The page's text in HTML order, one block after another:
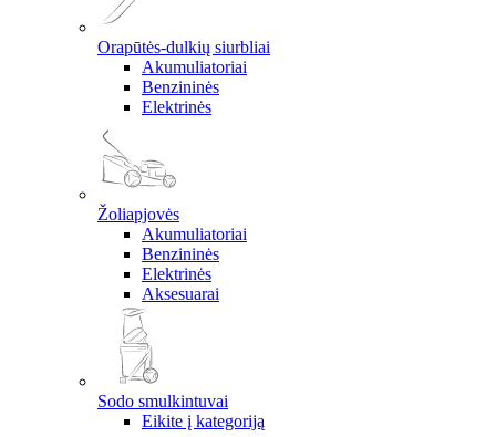
Orapūtės-dulkių siurbliai
Akumuliatoriai
Benzininės
Elektrinės
Žoliapjovės
Akumuliatoriai
Benzininės
Elektrinės
Aksesuarai
Sodo smulkintuvai
Eikite į kategoriją